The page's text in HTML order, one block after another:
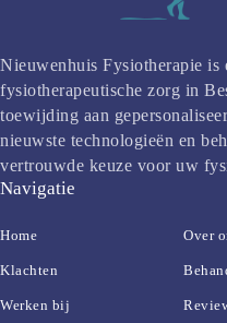
Nieuwenhuis Fysiotherapie is
fysiotherapeutische zorg in
toewijding aan
nieuwste technologieën en
vertrouwde keuze voor uw
Navigatie
Home Over
Klachten
Werken bij